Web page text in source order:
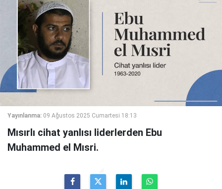
Yayınlanma: 09 Ağustos 2025 Cumartesi 18:13
Mısırlı cihat yanlısı liderlerden Ebu
Muhammed el Mısri.